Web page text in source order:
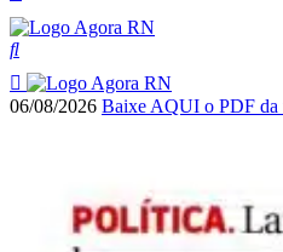
06/08/2026 Baixe AQUI o PDF da